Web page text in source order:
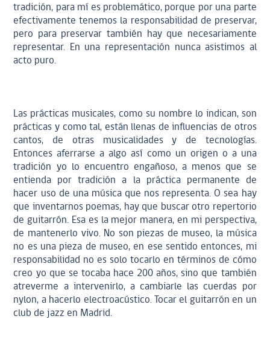
tradición, para mí es problemático, porque por una parte
efectivamente tenemos la responsabilidad de preservar,
pero para preservar también hay que necesariamente
representar. En una representación nunca asistimos al
acto puro.
Las prácticas musicales, como su nombre lo indican, son
prácticas y como tal, están llenas de influencias de otros
cantos, de otras musicalidades y de tecnologías.
Entonces aferrarse a algo así como un origen o a una
tradición yo lo encuentro engañoso, a menos que se
entienda por tradición a la práctica permanente de
hacer uso de una música que nos representa. O sea hay
que inventarnos poemas, hay que buscar otro repertorio
de guitarrón. Esa es la mejor manera, en mi perspectiva,
de mantenerlo vivo. No son piezas de museo, la música
no es una pieza de museo, en ese sentido entonces, mi
responsabilidad no es solo tocarlo en términos de cómo
creo yo que se tocaba hace 200 años, sino que también
atreverme a intervenirlo, a cambiarle las cuerdas por
nylon, a hacerlo electroacústico. Tocar el guitarrón en un
club de jazz en Madrid.